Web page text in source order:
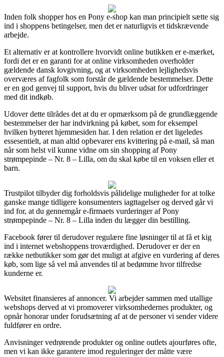
Inden folk shopper hos en Pony e-shop kan man principielt sætte sig
ind i shoppens betingelser, men det er naturligvis et tidskrævende
arbejde.
Et alternativ er at kontrollere hvorvidt online butikken er e-mærket,
fordi det er en garanti for at online virksomheden overholder
gældende dansk lovgivning, og at virksomheden lejlighedsvis
overværes af fagfolk som forstår de gældende bestemmelser. Dette
er en god genvej til support, hvis du bliver udsat for udfordringer
med dit indkøb.
Udover dette tilrådes det at du er opmærksom på de grundlæggende
bestemmelser der har indvirkning på købet, som for eksempel
hvilken bytteret hjemmesiden har. I den relation er det ligeledes
essesentielt, at man altid opbevarer ens kvittering på e-mail, så man
når som helst vil kunne vidne om sin shopping af Pony
strømpepinde – Nr. 8 – Lilla, om du skal købe til en voksen eller et
barn.
Trustpilot tilbyder dig forholdsvis pålidelige muligheder for at tolke
ganske mange tidligere konsumenters iagttagelser og derved går vi
ind for, at du gennemgår e-firmaets vurderinger af Pony
strømpepinde – Nr. 8 – Lilla inden du lægger din bestilling.
Facebook fører til derudover regulære fine løsninger til at få et kig
ind i internet webshoppens troværdighed. Derudover er der en
række netbutikker som gør det muligt at afgive en vurdering af deres
køb, som lige så vel må anvendes til at bedømme hvor tilfredse
kunderne er.
Websitet finansieres af annoncer. Vi arbejder sammen med utallige
webshops derved at vi promoverer virksomhedernes produkter, og
opnår honorar under forudsætning af at de personer vi sender videre
fuldfører en ordre.
Anvisninger vedrørende produkter og online outlets ajourføres ofte,
men vi kan ikke garantere imod reguleringer der måtte være